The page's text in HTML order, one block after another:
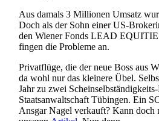
Aus damals 3 Millionen Umsatz
Doch als der Sohn einer US-
den Wiener Fonds LEAD
fingen die Probleme an.
Privatflüge, die der neue Boss aus
da wohl nur das kleinere Übel.
Jahr zu zwei
Staatsanwaltschaft Tübingen. Ein
Ansgar Nagel verkauft? Kann doch